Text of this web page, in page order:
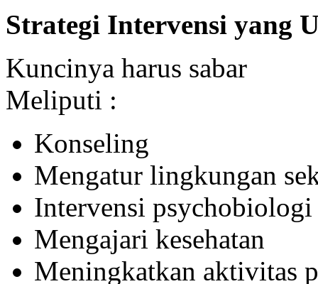
Strategi Intervensi yang
Kuncinya harus sabar
Meliputi :
Konseling
Mengatur lingkungan
Intervensi psychobiologi
Mengajari kesehatan
Meningkatkan aktivitas